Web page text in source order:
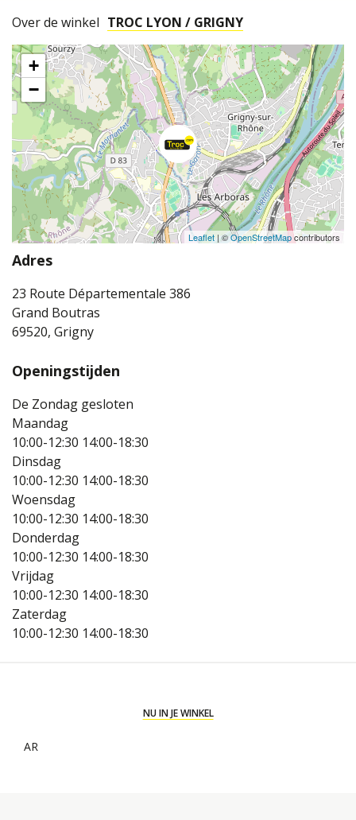
Over de winkel TROC LYON / GRIGNY
+
−
Leaflet | ©OpenStreetMapcontributors
Adres
23 Route Départementale 386
Grand Boutras
69520, Grigny
Openingstijden
De Zondag gesloten
Maandag
10:00-12:30 14:00-18:30
Dinsdag
10:00-12:30 14:00-18:30
Woensdag
10:00-12:30 14:00-18:30
Donderdag
10:00-12:30 14:00-18:30
Vrijdag
10:00-12:30 14:00-18:30
Zaterdag
10:00-12:30 14:00-18:30
NU IN JE WINKEL
AR